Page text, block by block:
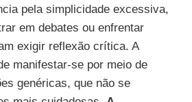
pela simplicidade excessiva,
em debates ou enfrentar
exigir reflexão crítica. A
manifestar-se por meio de
genéricas, que não se